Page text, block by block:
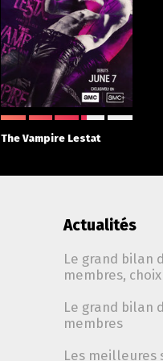
The Vampire Lestat
Actualités
Le grand bilan
membres,
Le grand bilan
membres
Les meilleures